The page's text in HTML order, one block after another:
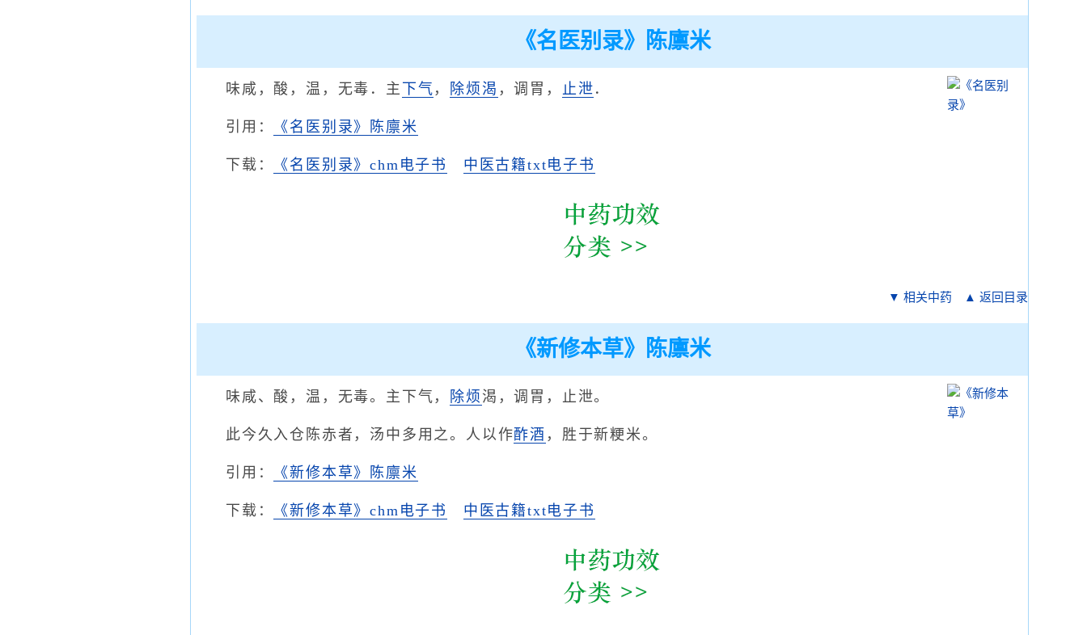
《名医别录》陈廪米
味咸，酸，温，无毒．主 下气 ， 除烦渴 ，调胃， 止泄 ．
引用： 《名医别录》陈廪米
下载： 《名医别录》chm电子书 中医古籍txt电子书
▼ 相关中药 ▲ 返回目录
《新修本草》陈廪米
味咸、酸，温，无毒。主下气， 除烦 渴，调胃，止泄。
此今久入仓陈赤者，汤中多用之。人以作酢酒 ，胜于新粳米。
引用： 《新修本草》陈廪米
下载： 《新修本草》chm电子书 中医古籍txt电子书